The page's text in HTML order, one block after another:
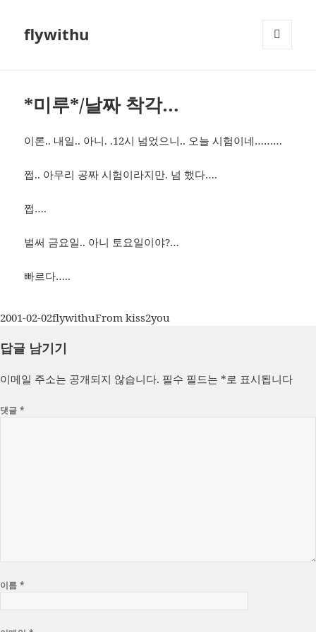
flywithu
*미루*/날짜 착각…
이론.. 내일.. 아니. .12시 넘었으니.. 오늘 시험이네………
쩝.. 아무리 공짜 시험이라지만. 넘 했다….
쩝….
벌써 금요일.. 아니 토요일이야?…
빠르다…..
작
일
2001-02-02글
이
flywithu카
From kiss2you
답글 남기기
이메일 주소는 공개되지 않습니다. 필수 필드는 *로 표시됩니다
댓글*
이름*